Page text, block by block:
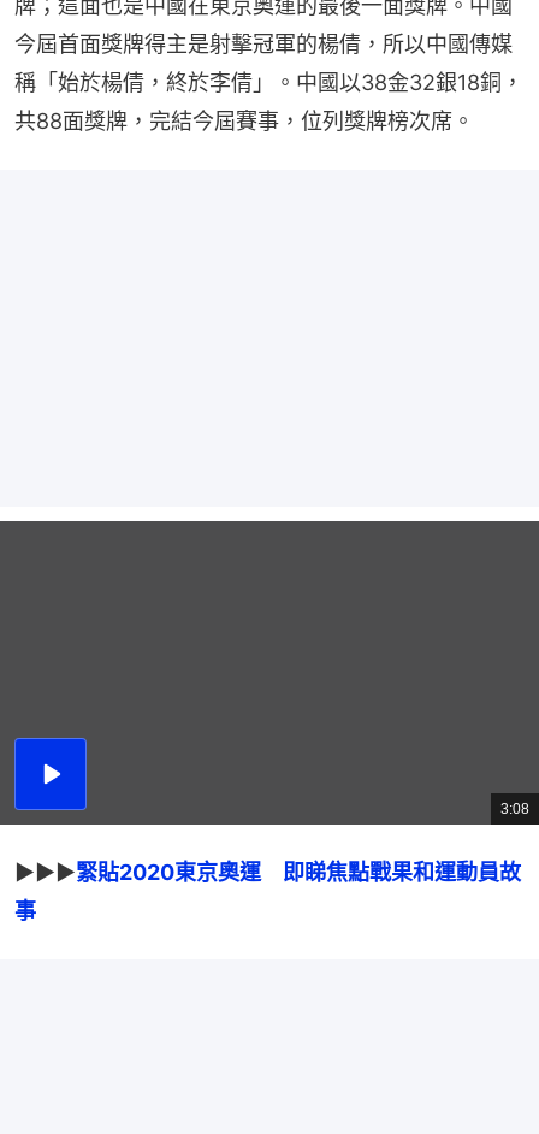
今屆首面獎牌得主是射擊冠軍的楊倩，所以中國傳媒
稱「始於楊倩，終於李倩」。中國以38金32銀18銅，
共88面獎牌，完結今屆賽事，位列獎牌榜次席。
播
總
共
3:08
▶▶▶緊貼2020東京奧運　即睇焦點戰果和運動員故
事